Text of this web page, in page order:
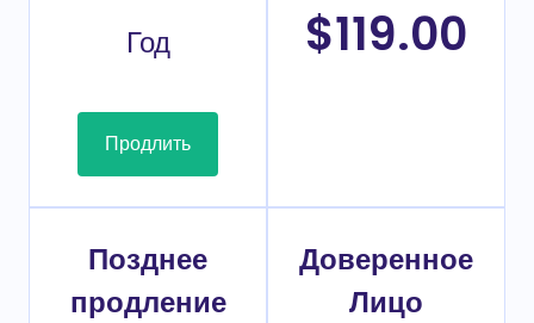
Год
Продлить
$119.00
Позднее
продление
Доверенное
Лицо